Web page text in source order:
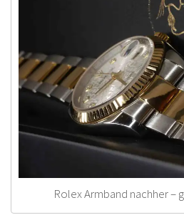
Rolex Armband nachher –